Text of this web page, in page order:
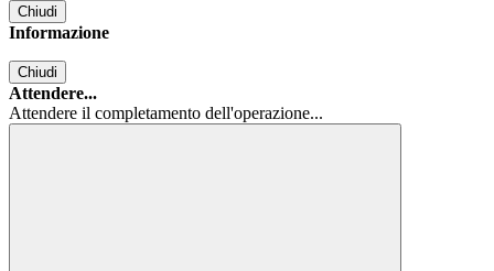
Chiudi
Informazione
Chiudi
Attendere...
Attendere il completamento dell'operazione...